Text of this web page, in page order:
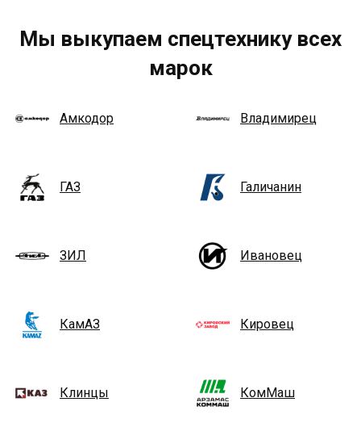
Мы выкупаем спецтехнику всех
марок
Амкодор Владимирец
ГАЗ Галичанин
ЗИЛ Ивановец
КамАЗ Кировец
Клинцы КомМаш